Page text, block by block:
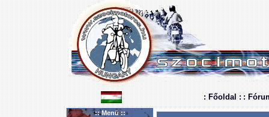
: Főoldal : :
:: Menü ::